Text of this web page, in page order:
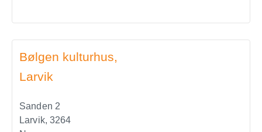
Bølgen kulturhus,
Larvik
Sanden 2
Larvik, 3264